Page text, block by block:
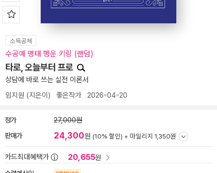
소득공제
수공예 명태 행운 키링 (랜덤)
타로, 오늘부터 프로
상담에 바로 쓰는 실전 이론서
임지원 (지은이) 좋은작가 2026-04-20
정가 27,000원
판매가 24,300원 (10% 할인) + 마일리지 1,350원
카드최대혜택가 20,655원